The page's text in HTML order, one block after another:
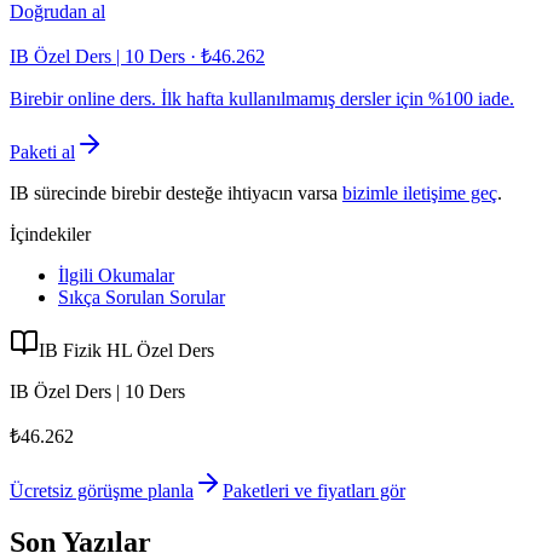
Doğrudan al
IB Özel Ders | 10 Ders · ₺46.262
Birebir online ders. İlk hafta kullanılmamış dersler için %100 iade.
Paketi al
IB sürecinde birebir desteğe ihtiyacın varsa bizimle iletişime geç.
İçindekiler
İlgili Okumalar
Sıkça Sorulan Sorular
IB Fizik HL Özel Ders
IB Özel Ders | 10 Ders
₺46.262
Ücretsiz görüşme planla Paketleri ve fiyatları gör
Son Yazılar